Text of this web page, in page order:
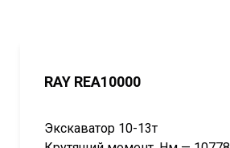
RAY REA10000
Экскаватор 10-13т